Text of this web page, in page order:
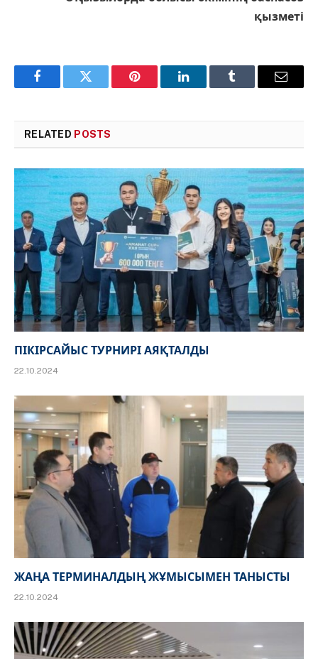
қызметі
FacebookTwitter Pinterest LinkedInTumblr Email
RELATED POSTS
ПІКІРСАЙЫС ТУРНИРІ АЯҚТАЛДЫ
22.10.2024
ЖАҢА ТЕРМИНАЛДЫҢ ЖҰМЫСЫМЕН ТАНЫСТЫ
22.10.2024